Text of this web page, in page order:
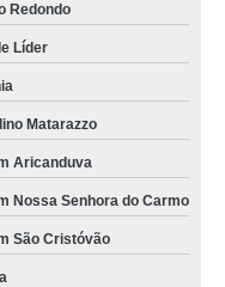
Redondo
Líder
Matarazzo
Aricanduva
Nossa Senhora do Carmo
São Cristóvão